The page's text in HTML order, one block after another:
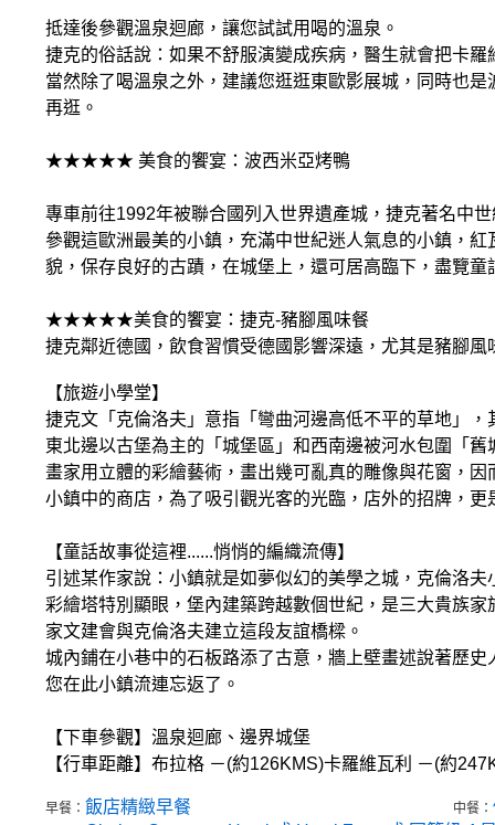
抵達後參觀溫泉迴廊，讓您試試用喝的溫泉。
捷克的俗話說：如果不舒服演變成疾病，醫生就會把卡羅
當然除了喝溫泉之外，建議您逛逛東歐影展城，同時也
再逛。
★★★★★ 美食的饗宴：波西米亞烤鴨
專車前往1992年被聯合國列入世界遺產城，捷克著名中
參觀這歐洲最美的小鎮，充滿中世紀迷人氣息的小鎮，
貌，保存良好的古蹟，在城堡上，還可居高臨下，盡覽
★★★★★美食的饗宴：捷克-豬腳風味餐
捷克鄰近德國，飲食習慣受德國影響深遠，尤其是豬腳
【旅遊小學堂】
捷克文「克倫洛夫」意指「彎曲河邊高低不平的草地」
東北邊以古堡為主的「城堡區」和西南邊被河水包圍「
畫家用立體的彩繪藝術，畫出幾可亂真的雕像與花窗，
小鎮中的商店，為了吸引觀光客的光臨，店外的招牌，
【童話故事從這裡......悄悄的編織流傳】
引述某作家說：小鎮就是如夢似幻的美學之城，克倫洛
彩繪塔特別顯眼，堡內建築跨越數個世紀，是三大貴族
家文建會與克倫洛夫建立這段友誼橋樑。
城內鋪在小巷中的石板路添了古意，牆上壁畫述說著歷
您在此小鎮流連忘返了。
【下車參觀】溫泉迴廊、邊界城堡
【行車距離】布拉格 －(約126KMS)卡羅維瓦利 －(約
早餐： 飯店精緻早餐 中餐：